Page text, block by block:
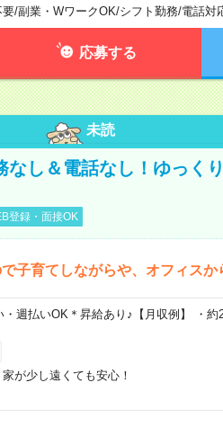
要/副業・WワークOK/シフト勤務/電話対
応募する
未読
なし＆電話なし！ゆっく
登録・面接OK
子育てしながらや、オフィスか
週払いOK＊昇給あり♪【月収例】 ・約
が少し遠くても安心！